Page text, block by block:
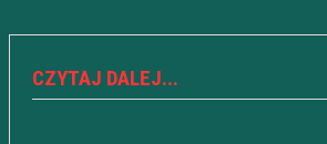
CZYTAJ DALEJ...